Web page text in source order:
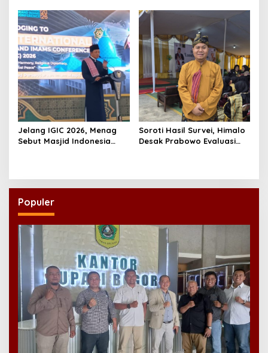
Regenerasi Kepemimpinan
NU
Pemerataan Operasi
Jantung Anak
Jelang IGIC 2026, Menag
Sebut Masjid Indonesia
Soroti Hasil Survei, Himalo
Desak Prabowo Evaluasi
Populer